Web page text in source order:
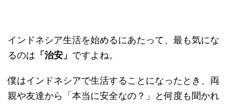
インドネシア生活を始めるにあたって、最も気にな
るのは 「治安」 ですよね。
僕はインドネシアで生活することになったとき、両
親や友達から「本当に安全なの？」と何度も聞かれ